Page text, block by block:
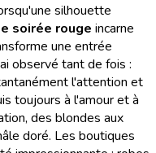
silhouette
soirée rouge incarne
une entrée
observé tant de fois :
l'attention et
toujours à l'amour et à
des blondes aux
doré. Les boutiques